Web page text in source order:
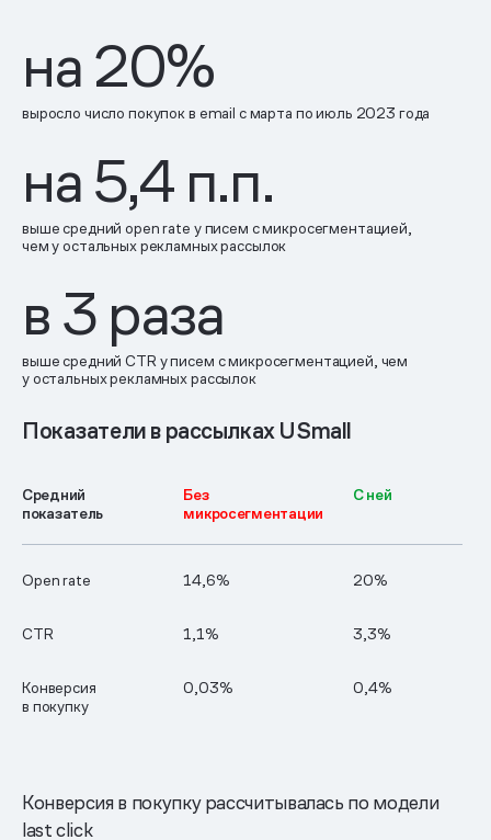
на20%
выросло число покупок в email с марта по июль 2023 года
на5,4 п.п.
выше средний open rate у писем с микросегментацией,
чем у остальных рекламных рассылок
в3 раза
выше средний CTR у писем с микросегментацией, чем
у остальных рекламных рассылок
Показатели в рассылках USmall
Средний
показатель
Без
микросегментации
С ней
Open rate 14,6% 20%
CTR 1,1% 3,3%
Конверсия
в покупку
0,03% 0,4%
Конверсия в покупку рассчитывалась по модели
last click